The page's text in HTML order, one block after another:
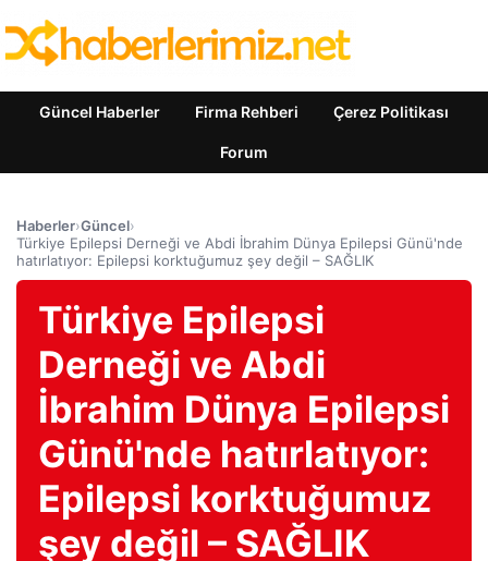
Güncel Haberler Firma Rehberi Çerez Politikası
Forum
Haberler›Güncel›
Türkiye Epilepsi Derneği ve Abdi İbrahim Dünya Epilepsi Günü'nde
hatırlatıyor: Epilepsi korktuğumuz şey değil – SAĞLIK
Türkiye Epilepsi
Derneği ve Abdi
İbrahim Dünya Epilepsi
Günü'nde hatırlatıyor:
Epilepsi korktuğumuz
şey değil – SAĞLIK